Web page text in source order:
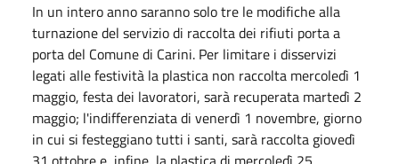
In un intero anno saranno solo tre le modifiche alla
turnazione del servizio di raccolta dei rifiuti porta a
porta del Comune di Carini. Per limitare i disservizi
legati alle festività la plastica non raccolta mercoledì 1
maggio, festa dei lavoratori, sarà recuperata martedì 2
maggio; l'indifferenziata di venerdì 1 novembre, giorno
in cui si festeggiano tutti i santi, sarà raccolta giovedì